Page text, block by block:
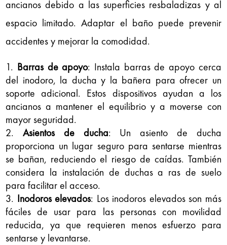
ancianos debido a las superficies resbaladizas y al
espacio limitado. Adaptar el baño puede prevenir
accidentes y mejorar la comodidad.
Barras de apoyo: Instala barras de apoyo cerca
del inodoro, la ducha y la bañera para ofrecer un
soporte adicional. Estos dispositivos ayudan a los
ancianos a mantener el equilibrio y a moverse con
mayor seguridad.
Asientos de ducha: Un asiento de ducha
proporciona un lugar seguro para sentarse mientras
se bañan, reduciendo el riesgo de caídas. También
considera la instalación de duchas a ras de suelo
para facilitar el acceso.
Inodoros elevados: Los inodoros elevados son más
fáciles de usar para las personas con movilidad
reducida, ya que requieren menos esfuerzo para
sentarse y levantarse.